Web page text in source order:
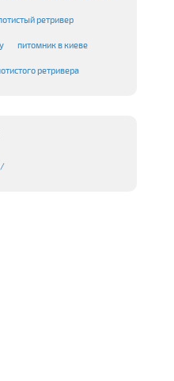
ретривер
питомник в киеве
ретривера